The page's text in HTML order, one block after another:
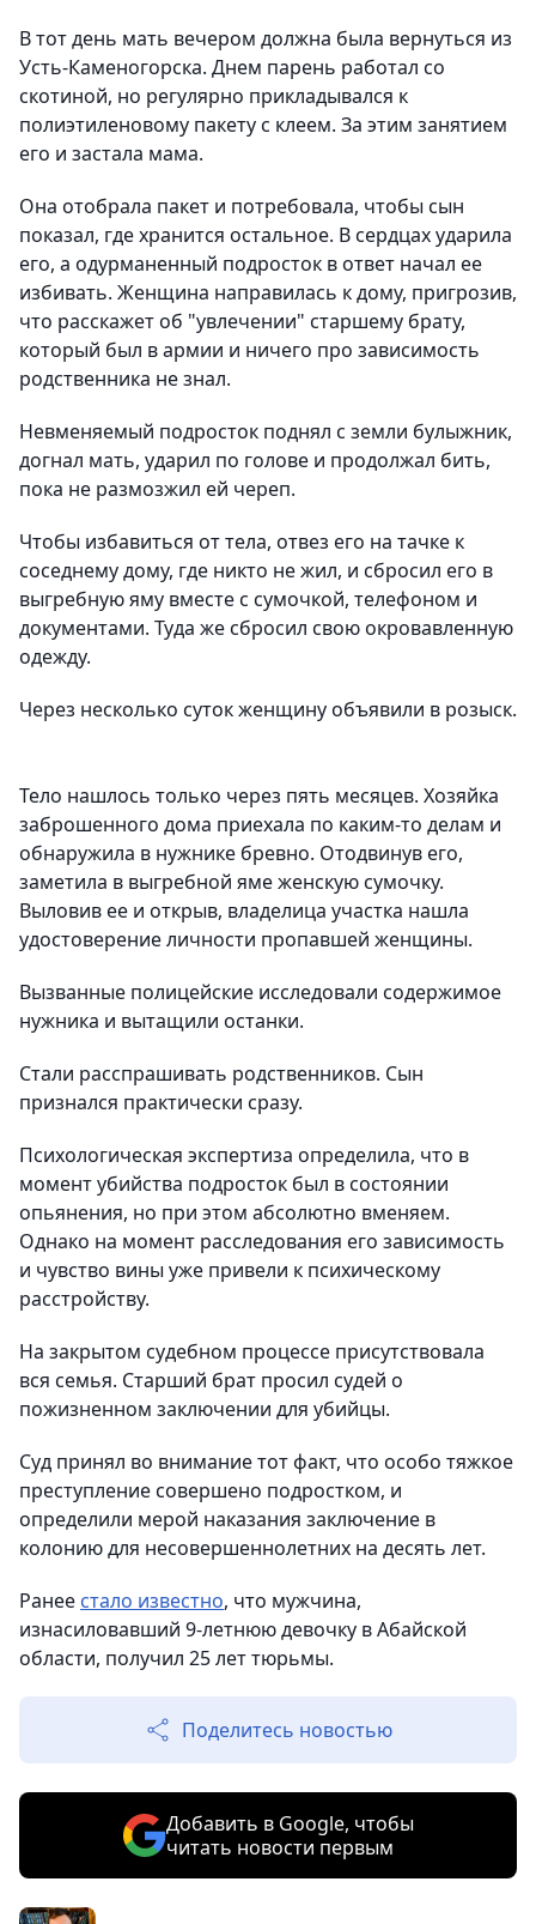
В тот день мать вечером должна была вернуться из
Усть-Каменогорска. Днем парень работал со
скотиной, но регулярно прикладывался к
полиэтиленовому пакету с клеем. За этим занятием
его и застала мама.
Она отобрала пакет и потребовала, чтобы сын
показал, где хранится остальное. В сердцах ударила
его, а одурманенный подросток в ответ начал ее
избивать. Женщина направилась к дому, пригрозив,
что расскажет об "увлечении" старшему брату,
который был в армии и ничего про зависимость
родственника не знал.
Невменяемый подросток поднял с земли булыжник,
догнал мать, ударил по голове и продолжал бить,
пока не размозжил ей череп.
Чтобы избавиться от тела, отвез его на тачке к
соседнему дому, где никто не жил, и сбросил его в
выгребную яму вместе с сумочкой, телефоном и
документами. Туда же сбросил свою окровавленную
одежду.
Через несколько суток женщину объявили в розыск.
Тело нашлось только через пять месяцев. Хозяйка
заброшенного дома приехала по каким-то делам и
обнаружила в нужнике бревно. Отодвинув его,
заметила в выгребной яме женскую сумочку.
Выловив ее и открыв, владелица участка нашла
удостоверение личности пропавшей женщины.
Вызванные полицейские исследовали содержимое
нужника и вытащили останки.
Стали расспрашивать родственников. Сын
признался практически сразу.
Психологическая экспертиза определила, что в
момент убийства подросток был в состоянии
опьянения, но при этом абсолютно вменяем.
Однако на момент расследования его зависимость
и чувство вины уже привели к психическому
расстройству.
На закрытом судебном процессе присутствовала
вся семья. Старший брат просил судей о
пожизненном заключении для убийцы.
Суд принял во внимание тот факт, что особо тяжкое
преступление совершено подростком, и
определили мерой наказания заключение в
колонию для несовершеннолетних на десять лет.
Ранее стало известно, что мужчина,
изнасиловавший 9-летнюю девочку в Абайской
области, получил 25 лет тюрьмы.
Поделитесь новостью
Добавить в Google, чтобы
читать новости первым